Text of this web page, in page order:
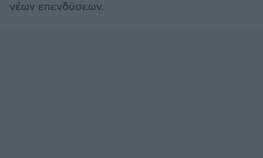
νέων επενδύσεων.